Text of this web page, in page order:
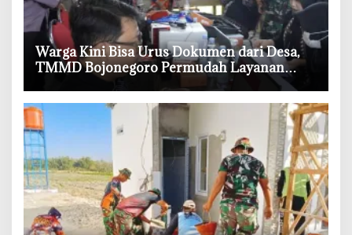
‎Warga Kini Bisa Urus Dokumen dari Desa,
TMMD Bojonegoro Permudah Layanan
Adminduk